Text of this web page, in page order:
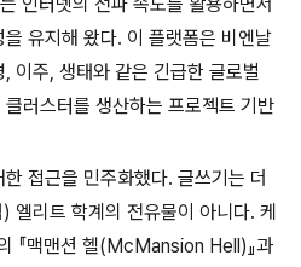
유지해 왔다. 이 플랫폼은 비엔날
이주, 생태와 같은 긴급한 글로벌
러스터를 생산하는 프로젝트 기반
접근을 민주화했다. 글쓰기는 더
) 엘리트 학계의 전유물이 아니다. 케
『맥맨션 헬(McMansion Hell)』과